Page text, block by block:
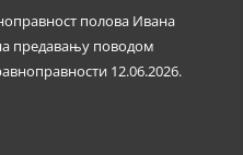
полова Ивана
предавању поводом
12.06.2026.